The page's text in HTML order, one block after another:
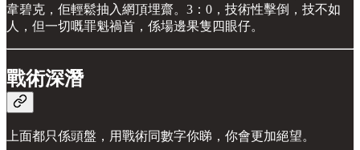
韋碧克，佢輕鬆抽入網頂埋齋。3：0，技術性擊倒，技不如
人，但一切嘅罪魁禍首，係場邊果隻四眼仔。
戰術深潛
上面都只係頭盤，用戰術同數字你睇，你會更加絕望。